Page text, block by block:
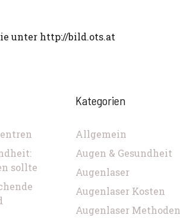
unter http://bild.ots.at
sollte
Kategorien
Allgemein
Augen & Gesundheit
Augenlaser
Augenlaser Kosten
Augenlaser Methoden